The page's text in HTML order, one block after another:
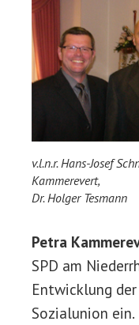
v.l.n.r. Hans-Josef
Kammerevert,
Dr. Holger Tesmann
Petra
SPD am
Entwicklung
Sozialunion